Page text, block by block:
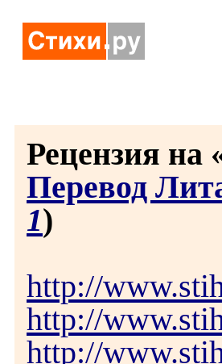
Рецензия на
Перевод
1)
http://
http://
http://